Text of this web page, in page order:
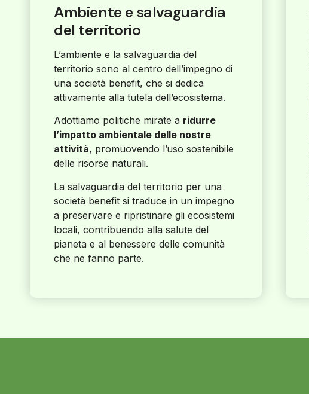
Ambiente e salvaguardia
del territorio
L’ambiente e la salvaguardia del
territorio sono al centro dell’impegno di
una società benefit, che si dedica
attivamente alla tutela dell’ecosistema.
Adottiamo politiche mirate a ridurre
l’impatto ambientale delle nostre
attività, promuovendo l’uso sostenibile
delle risorse naturali.
La salvaguardia del territorio per una
società benefit si traduce in un impegno
a preservare e ripristinare gli ecosistemi
locali, contribuendo alla salute del
pianeta e al benessere delle comunità
che ne fanno parte.